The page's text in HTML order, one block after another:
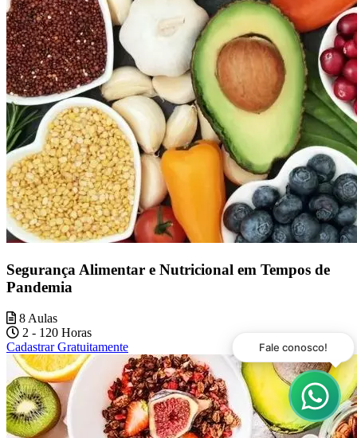
Segurança Alimentar e Nutricional em Tempos de
Pandemia
8 Aulas
2 - 120 Horas
Cadastrar Gratuitamente